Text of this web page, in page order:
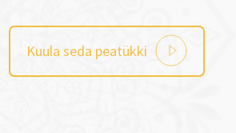
Kuula seda peatükki